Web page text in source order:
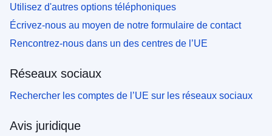
Utilisez d'autres options téléphoniques
Écrivez-nous au moyen de notre formulaire de contact
Rencontrez-nous dans un des centres de l’UE
Réseaux sociaux
Rechercher les comptes de l’UE sur les réseaux sociaux
Avis juridique